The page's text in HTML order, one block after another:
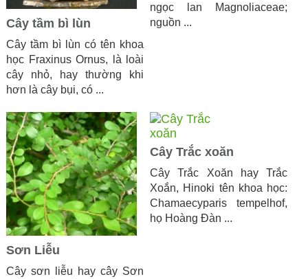
Cây tầm bì lùn
Cây tầm bì lùn có tên khoa
học Fraxinus Ornus, là loài
cây nhỏ, hay thường khi
hơn là cây bụi, có ...
ngọc lan Magnoliaceae;
nguồn ...
Sơn Liễu
Cây sơn liễu hay cây Sơn
Cây Trắc xoăn
Cây Trắc Xoăn hay Trắc
Xoắn, Hinoki tên khoa học:
Chamaecyparis tempelhof,
họ Hoàng Đàn ...